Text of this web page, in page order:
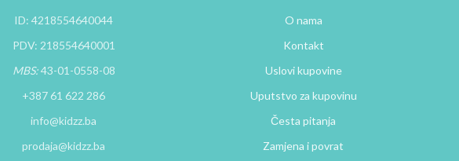
ID: 4218554640044
PDV: 218554640001
MBS:43-01-0558-08
+387 61 622 286
info@kidzz.ba
prodaja@kidzz.ba
O nama
Kontakt
Uslovi kupovine
Uputstvo za kupovinu
Česta pitanja
Zamjena i povrat